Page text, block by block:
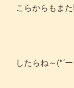
こらからもま
したらね～(*´